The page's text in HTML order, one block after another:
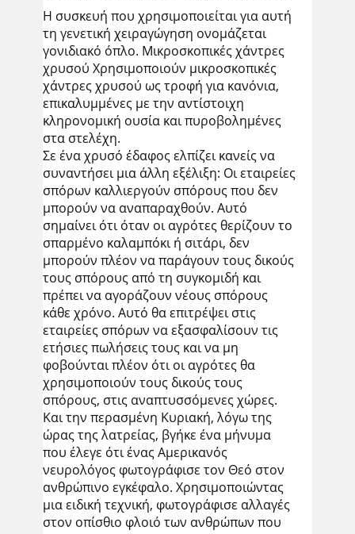
Η συσκευή που χρησιμοποιείται για αυτή
τη γενετική χειραγώγηση ονομάζεται
γονιδιακό όπλο. Μικροσκοπικές χάντρες
χρυσού Χρησιμοποιούν μικροσκοπικές
χάντρες χρυσού ως τροφή για κανόνια,
επικαλυμμένες με την αντίστοιχη
κληρονομική ουσία και πυροβολημένες
στα στελέχη.
Σε ένα χρυσό έδαφος ελπίζει κανείς να
συναντήσει μια άλλη εξέλιξη: Οι εταιρείες
σπόρων καλλιεργούν σπόρους που δεν
μπορούν να αναπαραχθούν. Αυτό
σημαίνει ότι όταν οι αγρότες θερίζουν το
σπαρμένο καλαμπόκι ή σιτάρι, δεν
μπορούν πλέον να παράγουν τους δικούς
τους σπόρους από τη συγκομιδή και
πρέπει να αγοράζουν νέους σπόρους
κάθε χρόνο. Αυτό θα επιτρέψει στις
εταιρείες σπόρων να εξασφαλίσουν τις
ετήσιες πωλήσεις τους και να μη
φοβούνται πλέον ότι οι αγρότες θα
χρησιμοποιούν τους δικούς τους
σπόρους, στις αναπτυσσόμενες χώρες.
Και την περασμένη Κυριακή, λόγω της
ώρας της λατρείας, βγήκε ένα μήνυμα
που έλεγε ότι ένας Αμερικανός
νευρολόγος φωτογράφισε τον Θεό στον
ανθρώπινο εγκέφαλο. Χρησιμοποιώντας
μια ειδική τεχνική, φωτογράφισε αλλαγές
στον οπίσθιο φλοιό των ανθρώπων που